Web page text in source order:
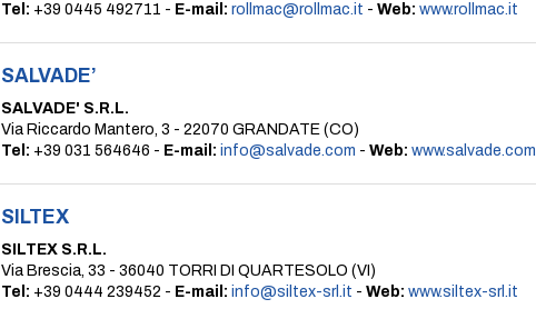
Tel: +39 0445 492711 - E-mail: rollmac@rollmac.it - Web: www.rollmac.it
SALVADE’
SALVADE' S.R.L.
Via Riccardo Mantero, 3 - 22070 GRANDATE (CO)
Tel: +39 031 564646 - E-mail: info@salvade.com - Web: www.salvade.com
SILTEX
SILTEX S.R.L.
Via Brescia, 33 - 36040 TORRI DI QUARTESOLO (VI)
Tel: +39 0444 239452 - E-mail: info@siltex-srl.it - Web: www.siltex-srl.it